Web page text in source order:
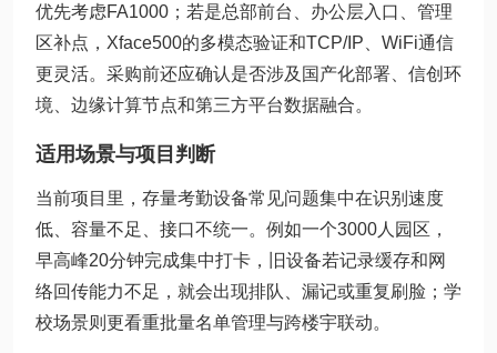
优先考虑FA1000；若是总部前台、办公层入口、管理
区补点，Xface500的多模态验证和TCP/IP、WiFi通信
更灵活。采购前还应确认是否涉及国产化部署、信创环
境、边缘计算节点和第三方平台数据融合。
适用场景与项目判断
当前项目里，存量考勤设备常见问题集中在识别速度
低、容量不足、接口不统一。例如一个3000人园区，
早高峰20分钟完成集中打卡，旧设备若记录缓存和网
络回传能力不足，就会出现排队、漏记或重复刷脸；学
校场景则更看重批量名单管理与跨楼宇联动。